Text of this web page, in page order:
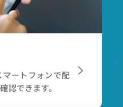
ートフォンで配
認できます。